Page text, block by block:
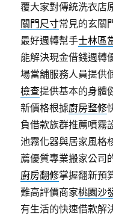
覆大家對傳統洗衣店
關門尺寸常見的玄關
最好週轉幫手士林區
能解決現金借錢週轉
場當舖服務人員提供
檢查提供基本的身體
新價格根據廚房整修
負借款族群推薦噴霧
池霧化器與居家風格
薦優質專業搬家公司
廚房翻修掌握翻新預
難高評價商家桃園沙
有生活的快速借款解